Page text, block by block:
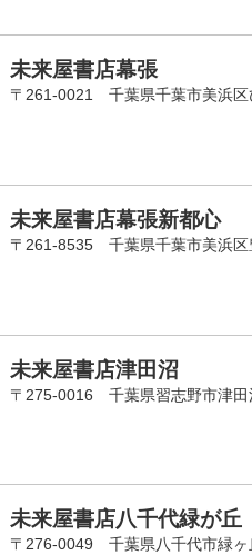
未来屋書店幕張
〒261-0021 千葉県千葉市美浜
未来屋書店幕張新都心
〒261-8535 千葉県千葉市美浜
未来屋書店津田沼
〒275-0016 千葉県習志野市津田
未来屋書店八千代緑が丘
〒276-0049 千葉県八千代市緑ヶ